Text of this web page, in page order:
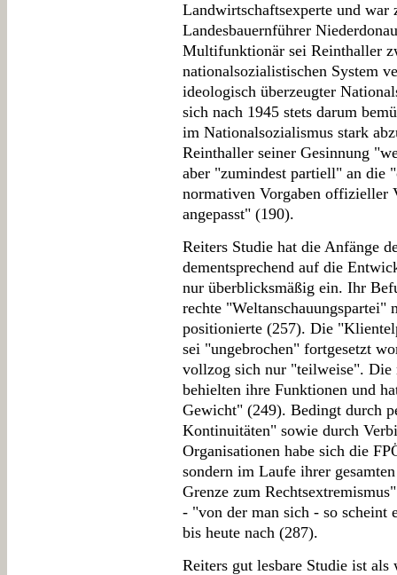
Landwirtschaftsexperte und war
Landesbauernführer
Multifunktionär sei Reinthaller
nationalsozialistischen System
ideologisch überzeugter
sich nach 1945 stets darum
im Nationalsozialismus stark
Reinthaller seiner Gesinnung
aber "zumindest partiell" an die
normativen Vorgaben offizieller
angepasst" (190).
Reiters Studie hat die Anfänge
dementsprechend auf die
nur überblicksmäßig ein. Ihr
rechte "Weltanschauungspartei"
positionierte (257). Die
sei "ungebrochen" fortgesetzt
vollzog sich nur "teilweise". Die
behielten ihre Funktionen und
Gewicht" (249). Bedingt durch
Kontinuitäten" sowie durch
Organisationen habe sich die
sondern im Laufe ihrer
Grenze zum
- "von der man sich - so
bis heute nach (287).
Reiters gut lesbare Studie ist